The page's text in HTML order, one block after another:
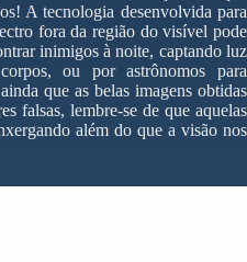
A tecnologia desenvolvida para
fora da região do visível pode
inimigos à noite, captando luz
ou por astrônomos para
que as belas imagens obtidas
falsas, lembre-se de que aquelas
além do que a visão nos